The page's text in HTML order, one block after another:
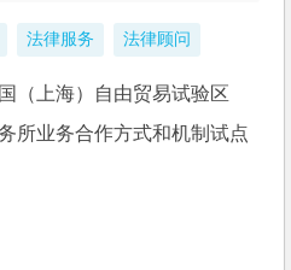
法律服务 法律顾问
（上海）自由贸易试验区